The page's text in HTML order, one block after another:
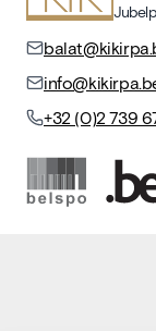
+32 (0)2 739